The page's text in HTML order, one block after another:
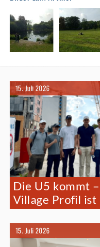
15. Juli 2026
Die U5 kommt
Village Profil ist
15. Juli 2026